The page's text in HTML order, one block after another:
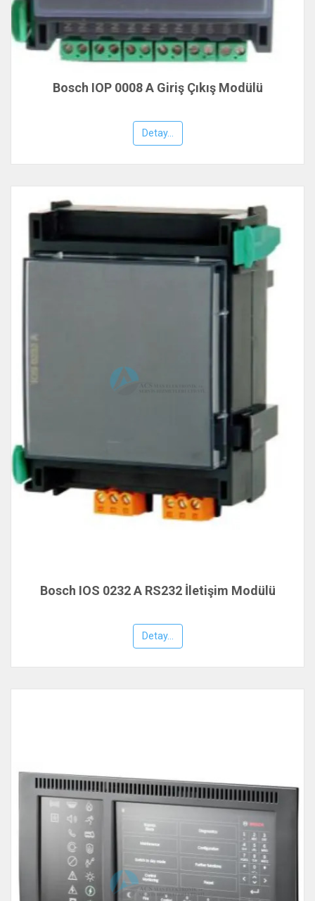
Bosch IOP 0008 A Giriş Çıkış Modülü
Detay...
Bosch IOS 0232 A RS232 İletişim Modülü
Detay...